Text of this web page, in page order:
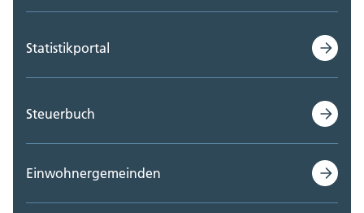
Statistikportal
Steuerbuch
Einwohnergemeinden